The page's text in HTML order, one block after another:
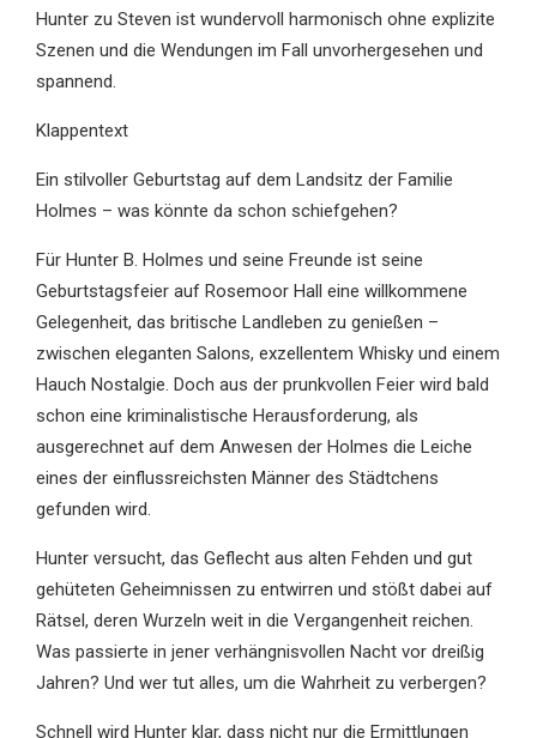
Hunter zu Steven ist wundervoll harmonisch ohne explizite
Szenen und die Wendungen im Fall unvorhergesehen und
spannend.
Klappentext
Ein stilvoller Geburtstag auf dem Landsitz der Familie
Holmes – was könnte da schon schiefgehen?
Für Hunter B. Holmes und seine Freunde ist seine
Geburtstagsfeier auf Rosemoor Hall eine willkommene
Gelegenheit, das britische Landleben zu genießen –
zwischen eleganten Salons, exzellentem Whisky und einem
Hauch Nostalgie. Doch aus der prunkvollen Feier wird bald
schon eine kriminalistische Herausforderung, als
ausgerechnet auf dem Anwesen der Holmes die Leiche
eines der einflussreichsten Männer des Städtchens
gefunden wird.
Hunter versucht, das Geflecht aus alten Fehden und gut
gehüteten Geheimnissen zu entwirren und stößt dabei auf
Rätsel, deren Wurzeln weit in die Vergangenheit reichen.
Was passierte in jener verhängnisvollen Nacht vor dreißig
Jahren? Und wer tut alles, um die Wahrheit zu verbergen?
Schnell wird Hunter klar, dass nicht nur die Ermittlungen